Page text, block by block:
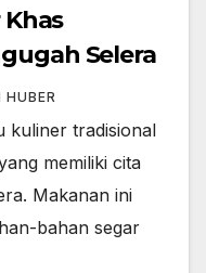
Selera
HUBER
kuliner tradisional
memiliki cita
Makanan ini
bahan segar